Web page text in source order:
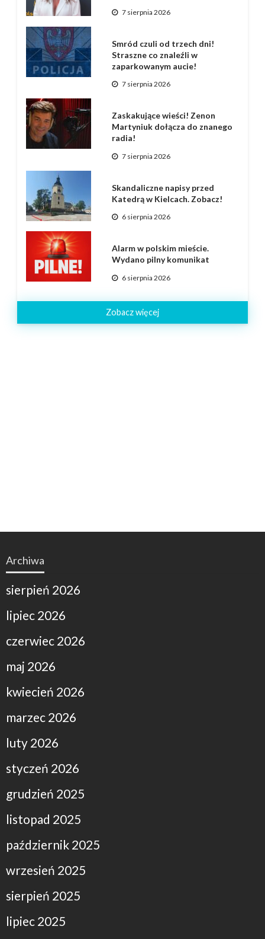
7 sierpnia 2026
Smród czuli od trzech dni!
Straszne co znaleźli w
zaparkowanym aucie!
7 sierpnia 2026
Zaskakujące wieści! Zenon
Martyniuk dołącza do znanego
radia!
7 sierpnia 2026
Skandaliczne napisy przed
Katedrą w Kielcach. Zobacz!
6 sierpnia 2026
Alarm w polskim mieście.
Wydano pilny komunikat
6 sierpnia 2026
Zobacz więcej
Archiwa
sierpień 2026
lipiec 2026
czerwiec 2026
maj 2026
kwiecień 2026
marzec 2026
luty 2026
styczeń 2026
grudzień 2025
listopad 2025
październik 2025
wrzesień 2025
sierpień 2025
lipiec 2025